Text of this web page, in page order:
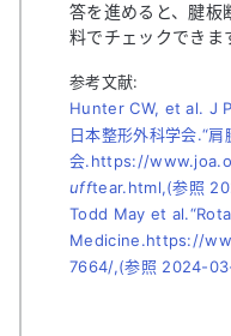
答を進めると、腱板
料でチェックできま
参考文献:
Hunter CW, et al. J
日本整形外科学会.“
会.https://
ufftear.html,(参照
Todd May et
Medicine.https://
7664/,(参照 2024-